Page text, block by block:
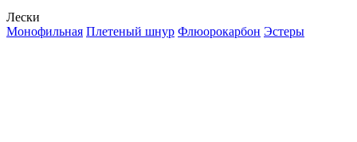
Лески
Монофильная Плетеный шнур Флюорокарбон Эстеры